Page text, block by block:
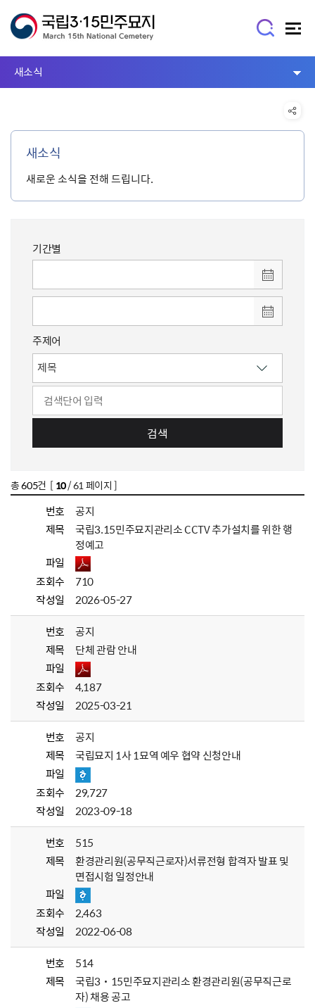
새소식
새소식
새로운 소식을 전해 드립니다.
기간별
주제어
검색
총605건 [ 10/ 61 페이지 ]
번호
공지
제목
국립3.15민주묘지관리소 CCTV 추가설치를 위한 행
정예고
파일
조회수
710
작성일
2026-05-27
번호
공지
제목
단체 관람 안내
파일
조회수
4,187
작성일
2025-03-21
번호
공지
제목
국립묘지 1사 1묘역 예우 협약 신청안내
파일
조회수
29,727
작성일
2023-09-18
번호
515
제목
환경관리원(공무직근로자)서류전형 합격자 발표 및
면접시험 일정안내
파일
조회수
2,463
작성일
2022-06-08
번호
514
제목
국립3˙15민주묘지관리소 환경관리원(공무직근로
자) 채용 공고